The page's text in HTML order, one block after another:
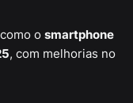
o smartphone
, com melhorias no